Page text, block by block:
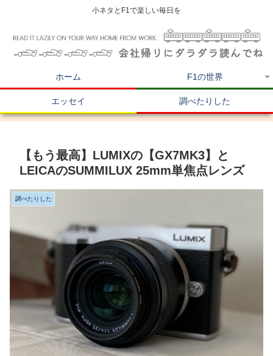
小ネタとF1で楽しい毎日を
ホーム F1の世界
エッセイ 調べたりした
【もう最高】LUMIXの【GX7MK3】と
LEICAのSUMMILUX 25mm単焦点レンズ
調べたりした